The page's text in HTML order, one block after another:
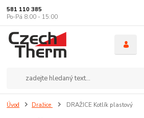
581 110 385
Po-Pá 8:00 - 15:00
Úvod Dražice DRAŽICE Kotlík plastový